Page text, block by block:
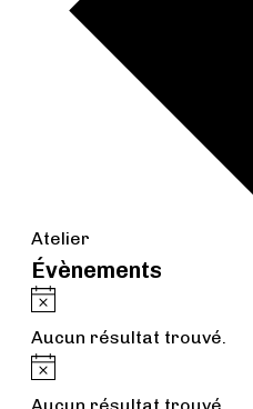
Atelier
Évènements
Notice
Aucun résultat trouvé.
Notice